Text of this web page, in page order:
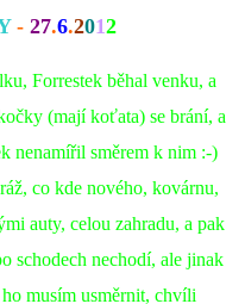
- 27.6.2012
Forrestek běhal venku, a
(mají koťata) se brání, a
nenamířil směrem k nim :-)
co kde nového, kovárnu,
auty, celou zahradu, a pak
schodech nechodí, ale jinak
musím usměrnit, chvíli